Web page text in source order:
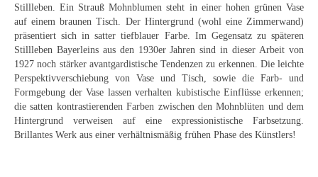
Ferdinand Springer
Arne Siegfried
Curt Wittenbecher
Weitere Künstler nach 1945
Unbekannt
Stillleben. Ein Strauß Mohnblumen steht in einer hohen grünen Vase
auf einem braunen Tisch. Der Hintergrund (wohl eine Zimmerwand)
präsentiert sich in satter tiefblauer Farbe. Im Gegensatz zu späteren
Stillleben Bayerleins aus den 1930er Jahren sind in dieser Arbeit von
1927 noch stärker avantgardistische Tendenzen zu erkennen. Die leichte
Perspektivverschiebung von Vase und Tisch, sowie die Farb- und
Formgebung der Vase lassen verhalten kubistische Einflüsse erkennen;
die satten kontrastierenden Farben zwischen den Mohnblüten und dem
Hintergrund verweisen auf eine expressionistische Farbsetzung.
Brillantes Werk aus einer verhältnismäßig frühen Phase des Künstlers!